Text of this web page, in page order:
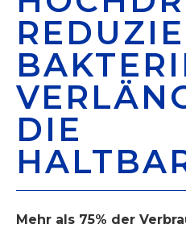
DIE
Mehr als 75% der